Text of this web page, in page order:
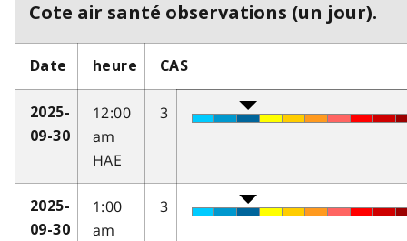
Cote air santé observations (un jour).
Date heure CAS
2025-
09-30
12:00
am
HAE
3
2025-
09-30
1:00
am
3